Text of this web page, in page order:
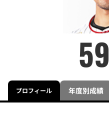
59
プロフィール 年度別成績